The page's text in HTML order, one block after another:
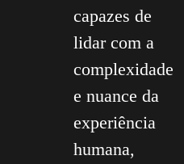
capazes de
lidar com a
complexidade
e nuance da
experiência
humana,